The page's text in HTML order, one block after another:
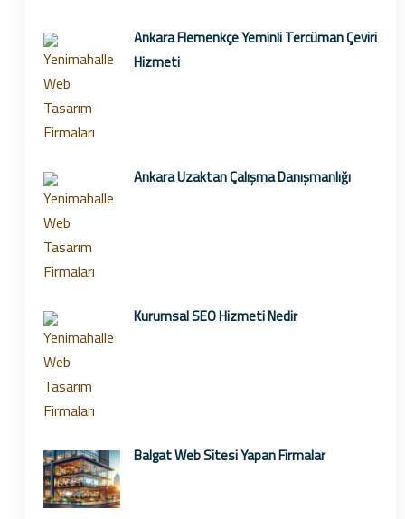
Ankara Flemenkçe Yeminli Tercüman Çeviri
Hizmeti
Ankara Uzaktan Çalışma Danışmanlığı
Kurumsal SEO Hizmeti Nedir
Balgat Web Sitesi Yapan Firmalar